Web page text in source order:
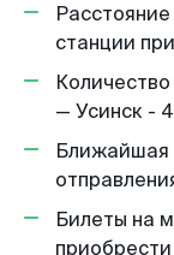
станции
— Усинск -
Ближайшая
Билеты на